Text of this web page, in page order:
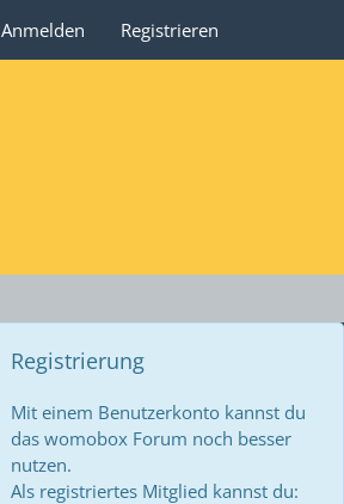
Anmelden Registrieren
Registrierung
Mit einem Benutzerkonto kannst du
das womobox Forum noch besser
nutzen.
Als registriertes Mitglied kannst du: